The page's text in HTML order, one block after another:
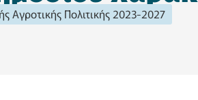
Αγροτικής Πολιτικής 2023-2027